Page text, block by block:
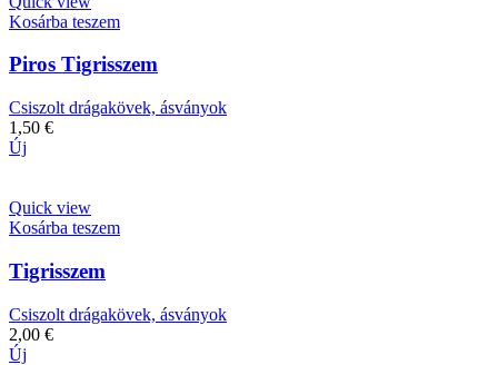
Kosárba teszem
Piros Tigrisszem
Csiszolt drágakövek, ásványok
1,50 €
Új
Quick view
Kosárba teszem
Tigrisszem
Csiszolt drágakövek, ásványok
2,00 €
Új